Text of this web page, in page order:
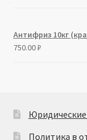
Антифриз 10кг
750.00₽
Политика в